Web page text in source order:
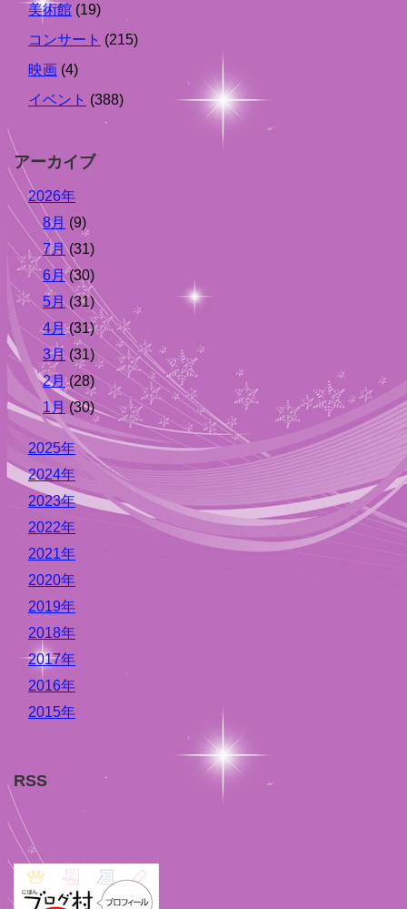
美術館 (19)
コンサート (215)
映画 (4)
イベント (388)
アーカイブ
2026年
8月 (9)
7月(31)
6月(30)
5月(31)
4月(31)
3月 (31)
2月 (28)
1月 (30)
2025年
2024年
2023年
2022年
2021年
2020年
2019年
2018年
2017年
2016年
2015年
RSS